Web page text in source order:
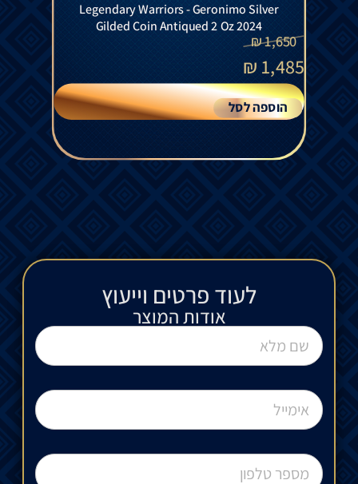
Legendary Warriors - Geronimo Silver
Gilded Coin Antiqued 2 Oz 2024
1,650
₪
1,485
₪
הוספה לסל
לעוד פרטים וייעוץ​
אודות המוצר